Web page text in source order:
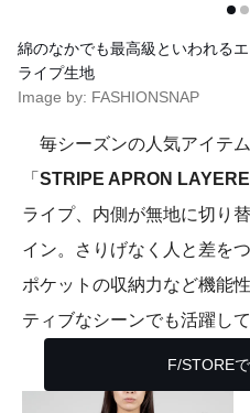
綿のなかでも最高級といわれる
ライプ生地
Image by: FASHIONSNAP
毎シーズンの人気アイテ
「 STRIPE APRON
ライプ、内側が無地に切り
イン。さりげなく人と差を
ポケットの収納力など機能
ティブなシーンでも活躍して
F/STORE